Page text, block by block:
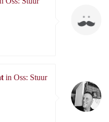
in Oss: Stuur